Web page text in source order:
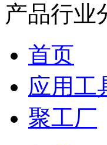
产品行业
首页
应用工
聚工厂